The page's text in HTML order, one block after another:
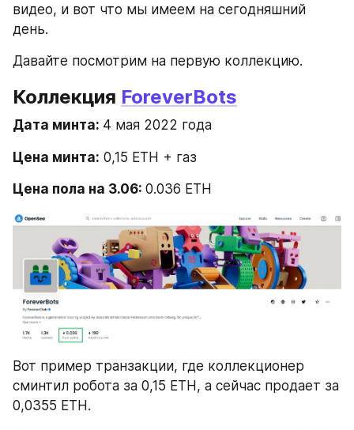
видео, и вот что мы имеем на сегодняшний
день.
Давайте посмотрим на первую коллекцию.
Коллекция ForeverBots
Дата минта: 4 мая 2022 года
Цена минта: 0,15 ETH + газ
Цена пола на 3.06: 0.036 ETH
Вот пример транзакции, где коллекционер
сминтил робота за 0,15 ETH, а сейчас продает за
0,0355 ETH.